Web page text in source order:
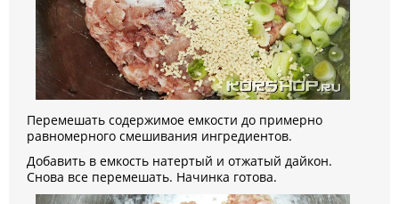
Перемешать содержимое емкости до примерно
равномерного смешивания ингредиентов.
Добавить в емкость натертый и отжатый дайкон.
Снова все перемешать. Начинка готова.